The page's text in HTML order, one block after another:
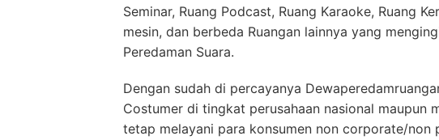
Seminar, Ruang Podcast, Ruang Karaoke, Ruang
mesin, dan berbeda Ruangan lainnya yang
Peredaman Suara.
Dengan sudah di percayanya
Costumer di tingkat perusahaan nasional maupun
tetap melayani para konsumen non corporate/non